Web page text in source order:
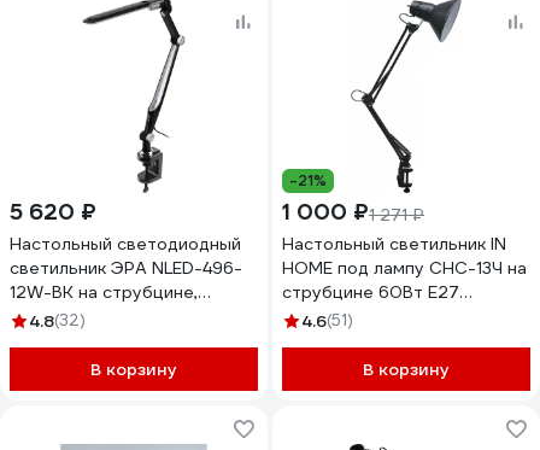
5 620 ₽
Настольный светодиодный
светильник ЭРА NLED-496-
12W-BK на струбцине,
черный Б0052767
4.8(32)
В корзину
-21%
1 000 ₽1 271 ₽
Настольный светильник IN
HOME под лампу СНС-13Ч на
струбцине 60Вт E27
ЧЕРНЫЙ коробка
4.6(51)
В корзину